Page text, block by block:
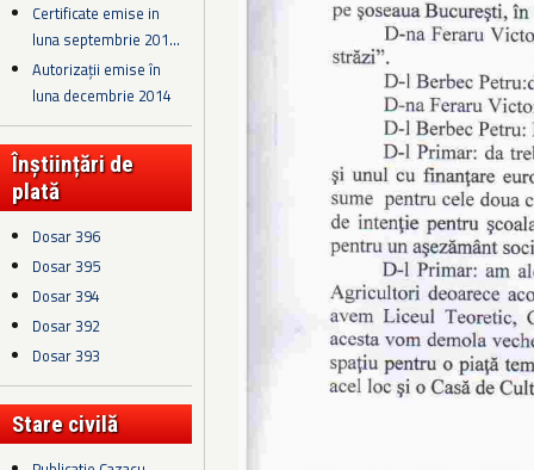
Certificate emise in
luna septembrie 201...
Autorizații emise în
luna decembrie 2014
Înștiințări de
plată
Dosar 396
Dosar 395
Dosar 394
Dosar 392
Dosar 393
Stare civilă